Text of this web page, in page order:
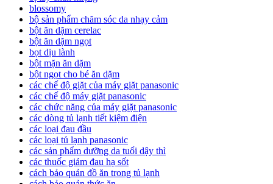
blossomy
bộ sản phẩm chăm sóc da nhạy cảm
bột ăn dặm cerelac
bột ăn dặm ngọt
bọt dịu lành
bột mặn ăn dặm
bột ngọt cho bé ăn dặm
các chế độ giặt của máy giặt panasonic
các chế độ máy giặt panasonic
các chức năng của máy giặt panasonic
các dòng tủ lạnh tiết kiệm điện
các loại đau đầu
các loại tủ lạnh panasonic
các sản phẩm dưỡng da tuổi dậy thì
các thuốc giảm đau hạ sốt
cách bảo quản đồ ăn trong tủ lạnh